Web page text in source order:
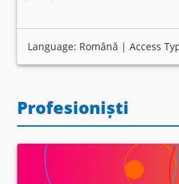
Language: Română | Access
Profesioniști